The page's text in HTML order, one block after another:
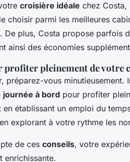
croisière idéale chez Costa,
choisir parmi les meilleures
De plus, Costa propose parfois
ainsi des économies
profiter pleinement de votre
préparez-vous
journée à bord pour profiter
en établissant un emploi du
explorant à votre rythme les
de ces conseils, votre
enrichissante.